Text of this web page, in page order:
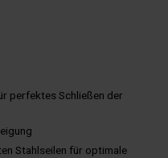
perfektes Schließen der
Stahlseilen für optimale